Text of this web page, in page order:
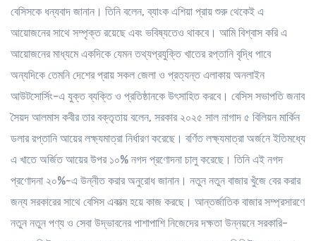
বেসিসকে ধন্যবাদ জানান। তিনি বলেন, ব্যাংক এশিয়া প্রায় শুরু থেকেই এ
আয়োজনের সাথে সম্পৃক্ত রয়েছে এবং ভবিষ্যতেও থাকবে। আমি বিশ্বাস করি এ
আয়োজনের মাধ্যমে একদিকে যেমন তথ্যপ্রযুক্তি খাতের রপ্তানি বৃদ্ধি পাবে
অন্যদিকে তেমনি দেশের প্রায় সকল জেলা ও প্রত্যন্ত এলাকায় অনলাইন
আউটসোর্সিং-এ যুক্ত ব্যক্তি ও প্রতিষ্ঠানকে উৎসাহিত করবে। বেসিস সভাপতি জনাব
সৈয়দ আলমাস কবীর তার বক্তৃতায় বলেন, সরকার ২০২৫ সাল নাগাদ ৫ বিলিয়ন মার্কিন
ডলার রপ্তানি আয়ের লক্ষ্যমাত্রা নির্ধারণ করেছে। বর্ণিত লক্ষ্যমাত্রা অর্জনে ইতিমধ্যে
এ খাতে অর্জিত আয়ের উপর ১০% নগদ প্রণোদনা চালু করেছে। তিনি এই নগদ
প্রণোদনা ২০%-এ উন্নীত করার অনুরোধ জানান। নতুন নতুন বাজার খুঁজে বের করার
জন্য সরকারের সাথে বেসিস একাত্ম হয়ে কাজ করছে। আন্তর্জাতিক বাজার সম্প্রসারণে
নতুন নতুন পণ্য ও সেবা উদ্ভাবনের পাশাপাশি নিজেদের দক্ষতা উন্নয়নে সরকারি-